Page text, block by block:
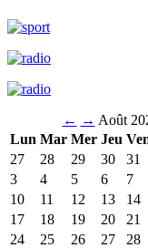
← → Août
Lun Mar Mer Jeu
27
28 29 30 31
3
4 5 6 7
10
11 12 13 14
17
18 19 20 21
24
25 26 27 28